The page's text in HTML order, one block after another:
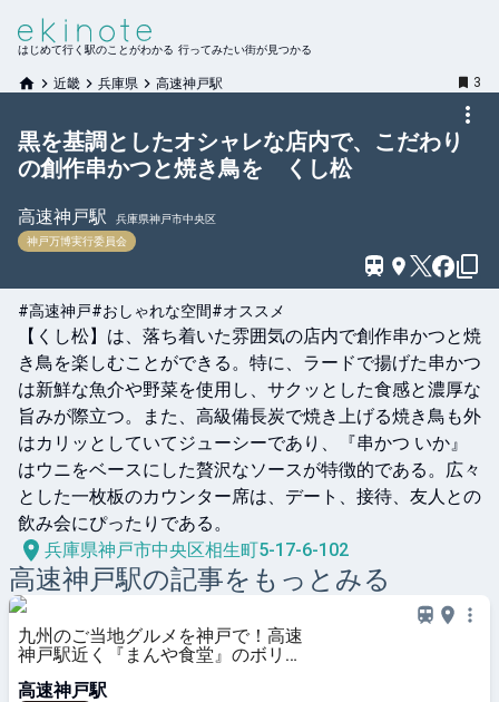
はじめて行く駅のことがわかる 行ってみたい街が見つかる
近畿 兵庫県 高速神戸駅 3
黒を基調としたオシャレな店内で、こだわり
の創作串かつと焼き鳥を くし松
高速神戸駅
兵庫県神戸市中央区
神戸万博実行委員会
#高速神戸#おしゃれな空間#オススメ
【くし松】は、落ち着いた雰囲気の店内で創作串かつと焼
き鳥を楽しむことができる。特に、ラードで揚げた串かつ
は新鮮な魚介や野菜を使用し、サクッとした食感と濃厚な
旨みが際立つ。また、高級備長炭で焼き上げる焼き鳥も外
はカリッとしていてジューシーであり、『串かつ いか』
はウニをベースにした贅沢なソースが特徴的である。広々
とした一枚板のカウンター席は、デート、接待、友人との
飲み会にぴったりである。
兵庫県神戸市中央区相生町5-17-6-102
高速神戸駅の記事をもっとみる
九州のご当地グルメを神戸で！高速
神戸駅近く『まんや食堂』のボリュ
高速神戸駅